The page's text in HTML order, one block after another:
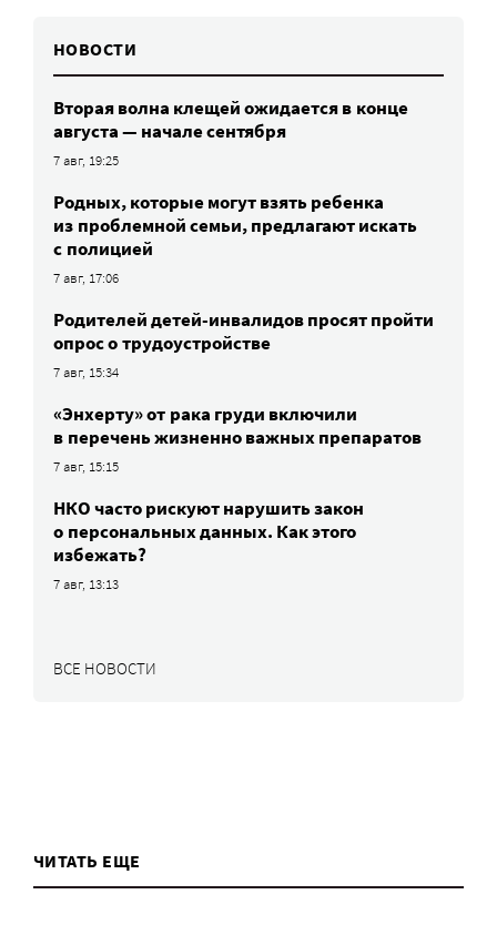
НОВОСТИ
Вторая волна клещей ожидается в конце
августа — начале сентября
7 авг, 19:25
Родных, которые могут взять ребенка
из проблемной семьи, предлагают искать
с полицией
7 авг, 17:06
Родителей детей-инвалидов просят пройти
опрос о трудоустройстве
7 авг, 15:34
«Энхерту» от рака груди включили
в перечень жизненно важных препаратов
7 авг, 15:15
НКО часто рискуют нарушить закон
о персональных данных. Как этого
избежать?
7 авг, 13:13
ВСЕ НОВОСТИ
ЧИТАТЬ ЕЩЕ